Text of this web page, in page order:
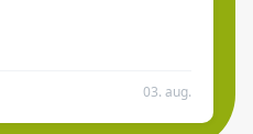
03. aug.